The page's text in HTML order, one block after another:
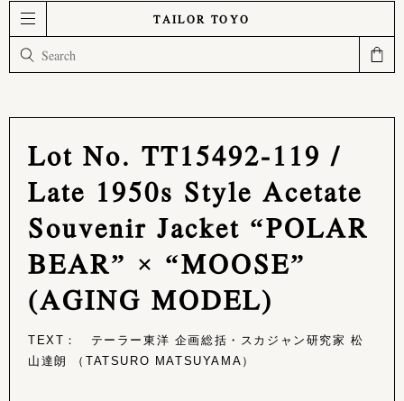
TAILOR TOYO
Lot No. TT15492-119 /
Late 1950s Style Acetate
Souvenir Jacket “POLAR
BEAR” × “MOOSE”
(AGING MODEL)
TEXT： テーラー東洋 企画総括・スカジャン研究家 松
山達朗 （TATSURO MATSUYAMA）